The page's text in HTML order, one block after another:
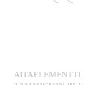
AITAELEMENTTI